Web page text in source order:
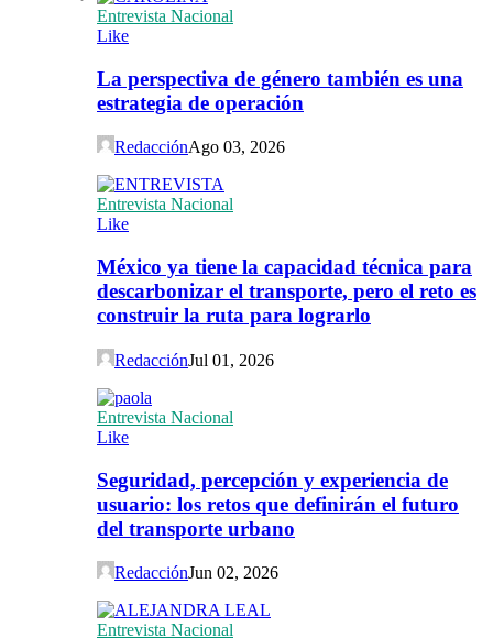
Entrevista Nacional
Like
La perspectiva de género también es una
estrategia de operación
RedacciónAgo 03, 2026
Entrevista Nacional
Like
México ya tiene la capacidad técnica para
descarbonizar el transporte, pero el reto es
construir la ruta para lograrlo
RedacciónJul 01, 2026
Entrevista Nacional
Like
Seguridad, percepción y experiencia de
usuario: los retos que definirán el futuro
del transporte urbano
RedacciónJun 02, 2026
Entrevista Nacional